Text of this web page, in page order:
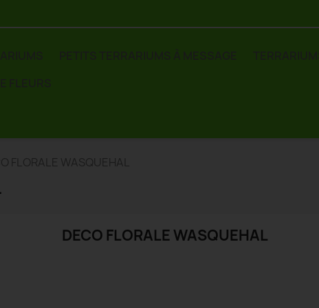
FLORALE WASQUEHAL
DECO FLORALE WASQUEHAL